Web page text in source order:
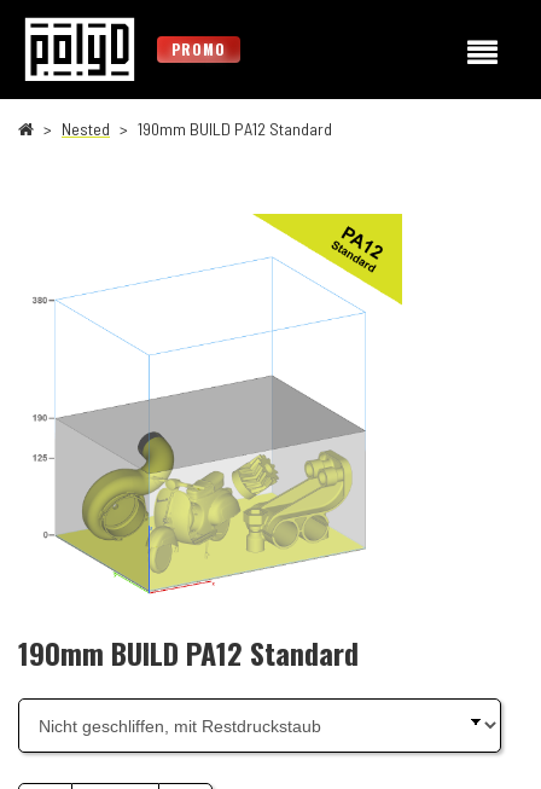
PROMO
Nested 190mm BUILD PA12 Standard
190mm BUILD PA12 Standard